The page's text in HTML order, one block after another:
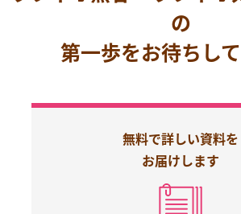
の
第一歩をお待ちし
無料で詳しい資料を
お届けします